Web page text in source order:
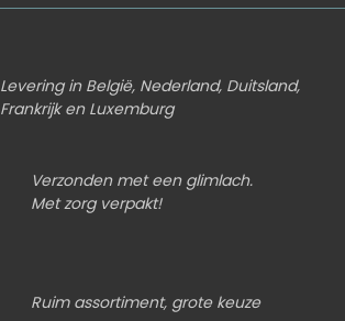
Levering in België, Nederland, Duitsland,
Frankrijk en Luxemburg
Verzonden met een glimlach.
Met zorg verpakt!
Ruim assortiment, grote keuze